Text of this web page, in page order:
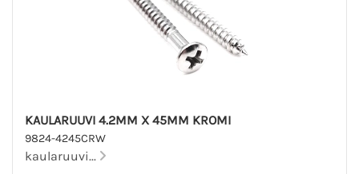
KAULARUUVI 4.2MM X 45MM KROMI
9824-4245CRW
kaularuuvi...